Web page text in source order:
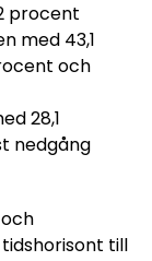
procent
med 43,1
och
28,1
nedgång
till